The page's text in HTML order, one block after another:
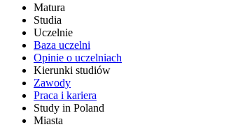
Matura
Studia
Uczelnie
Baza uczelni
Opinie o uczelniach
Kierunki studiów
Zawody
Praca i kariera
Study in Poland
Miasta